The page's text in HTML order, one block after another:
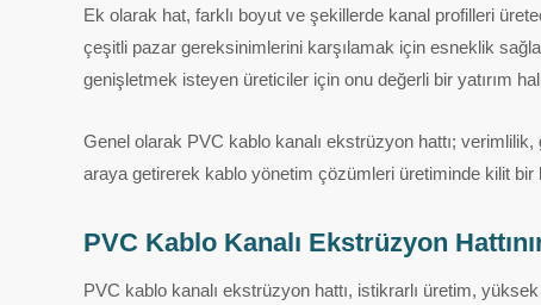
Ek olarak hat, farklı boyut ve şekillerde kanal profilleri
çeşitli pazar gereksinimlerini karşılamak için esneklik
genişletmek isteyen üreticiler için onu değerli bir yatırım
Genel olarak PVC kablo kanalı ekstrüzyon hattı;
araya getirerek kablo yönetim çözümleri üretiminde kilit bir
PVC Kablo Kanalı Ekstrüzyon
PVC kablo kanalı ekstrüzyon hattı, istikrarlı üretim,